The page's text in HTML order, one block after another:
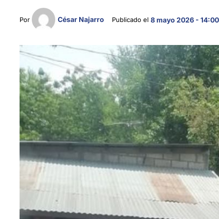
Por César Najarro Publicado el 8 mayo 2026 - 14:00